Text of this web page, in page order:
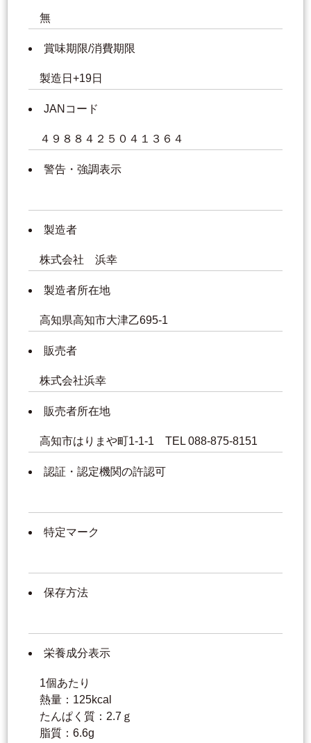
無
賞味期限/消費期限
製造日+19日
JANコード
４９８８４２５０４１３６４
警告・強調表示
製造者
株式会社 浜幸
製造者所在地
高知県高知市大津乙695-1
販売者
株式会社浜幸
販売者所在地
高知市はりまや町1-1-1 TEL 088-875-8151
認証・認定機関の許認可
特定マーク
保存方法
栄養成分表示
1個あたり
熱量：125kcal
たんぱく質：2.7ｇ
脂質：6.6g